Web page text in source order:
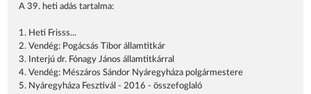
A 39. heti adás tartalma:
1. Heti Frisss...
2. Vendég: Pogácsás Tibor államtitkár
3. Interjú dr. Fónagy János államtitkárral
4. Vendég: Mészáros Sándor Nyáregyháza polgármestere
5. Nyáregyháza Fesztivál - 2016 - összefoglaló